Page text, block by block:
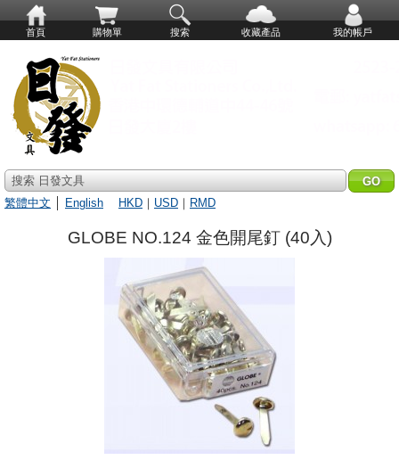
首頁 購物單 搜索 收藏產品 我的帳戶
搜索 日發文具
繁體中文
English HKD ｜ USD ｜ RMD
GLOBE NO.124 金色開尾釘 (40入)